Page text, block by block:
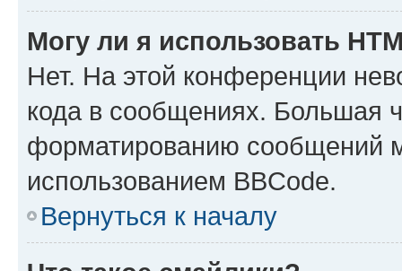
Могу ли я использовать
Нет. На этой конференции
кода в сообщениях. Большая
форматированию сообщений
использованием BBCode.
Вернуться к началу